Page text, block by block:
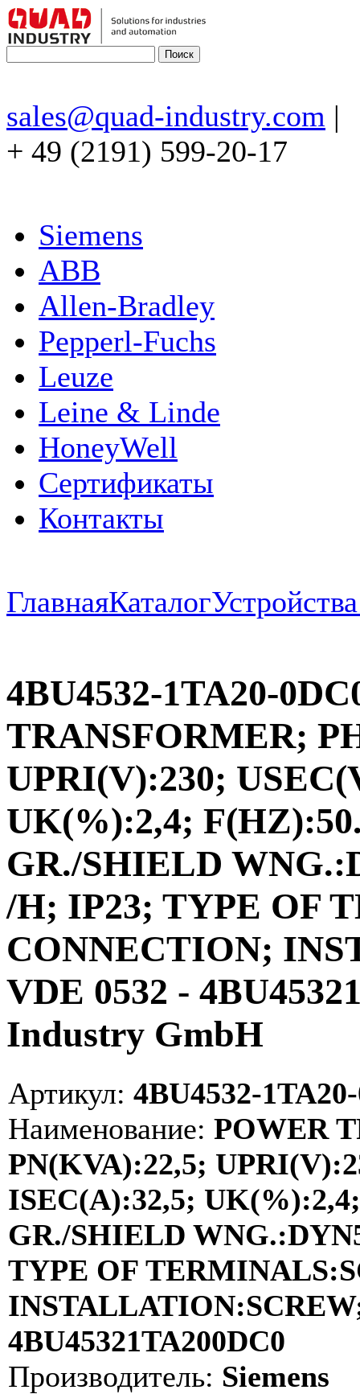
sales@quad-industry.com |
+ 49 (2191) 599-20-17
Siemens
ABB
Allen-Bradley
Pepperl-Fuchs
Leuze
Leine & Linde
HoneyWell
Сертификаты
Контакты
ГлавнаяКаталог
4BU4532-1TA20-
TRANSFORMER;
UPRI(V):230;
UK(%):2,4;
GR./SHIELD
/H; IP23; TYPE OF
CONNECTION;
VDE 0532 -
Industry GmbH
Артикул: 4BU4532-
Наименование: POWER
PN(KVA):22,5;
ISEC(A):32,5;
GR./SHIELD
TYPE OF
4BU45321TA200DC0
Производитель: Siemens